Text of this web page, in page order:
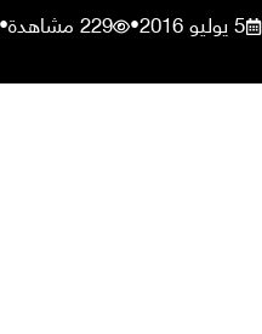
5 يوليو 2016 •
229مشاهدة•